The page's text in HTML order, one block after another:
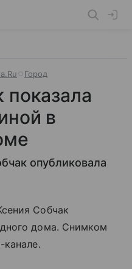
Город
показала
в
опубликовала
Собчак
дома. Снимком
канале.